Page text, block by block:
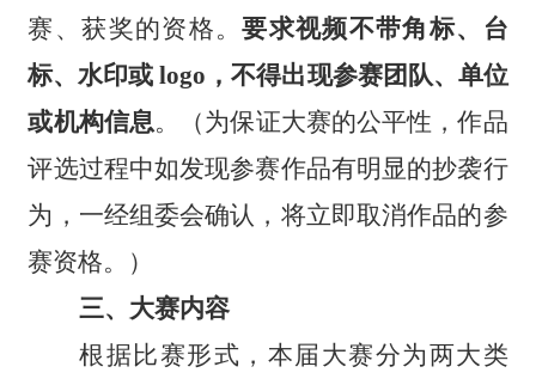
赛、获奖的资格。要求视频不带角标、台
标、水印或 logo，不得出现参赛团队、单位
或机构信息。（为保证大赛的公平性，作品
评选过程中如发现参赛作品有明显的抄袭行
为，一经组委会确认，将立即取消作品的参
赛资格。）
三、大赛内容
根据比赛形式，本届大赛分为两大类